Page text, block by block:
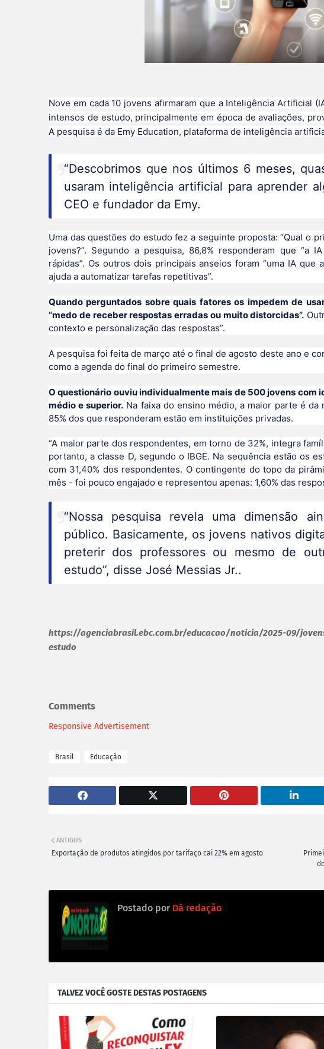
Nove em cada 10 jovens afirmaram que a Inteligência Artificial
intensos de estudo, principalmente em época de avaliações,
A pesquisa é da Emy Education, plataforma de inteligência
“Descobrimos que nos últimos 6 meses,
usaram inteligência artificial para aprender
CEO e fundador da Emy.
Uma das questões do estudo fez a seguinte proposta: “Qual o
jovens?”. Segundo a pesquisa, 86,8% responderam que “a
rápidas”. Os outros dois principais anseios foram “uma IA que
ajuda a automatizar tarefas repetitivas”.
Quando perguntados sobre quais fatores os impedem de
“medo de receber respostas erradas ou muito distorcidas”.
contexto e personalização das respostas”.
A pesquisa foi feita de março até o final de agosto deste ano e
como a agenda do final do primeiro semestre.
O questionário ouviu individualmente mais de 500 jovens com
médio e superior. Na faixa do ensino médio, a maior parte é
85% dos que responderam estão em instituições privadas.
“A maior parte dos respondentes, em torno de 32%, integra
portanto, a classe D, segundo o IBGE. Na sequência estão os
com 31,40% dos respondentes. O contingente do topo da
mês - foi pouco engajado e representou apenas: 1,60% das
“Nossa pesquisa revela uma dimensão
público. Basicamente, os jovens nativos
preterir dos professores ou mesmo de
estudo”, disse José Messias Jr..
https://agenciabrasil.ebc.com.br/educacao/noticia/2025-09/
estudo
Comments
Responsive Advertisement
Brasil Educação
ANTIGOS
Exportação de produtos atingidos por tarifaço cai 22% em agosto
Postado por Dá redação
TALVEZ VOCÊ GOSTE DESTAS POSTAGENS